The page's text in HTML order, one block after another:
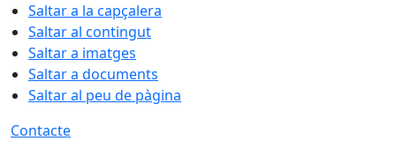
Saltar a la capçalera
Saltar al contingut
Saltar a imatges
Saltar a documents
Saltar al peu de pàgina
Contacte